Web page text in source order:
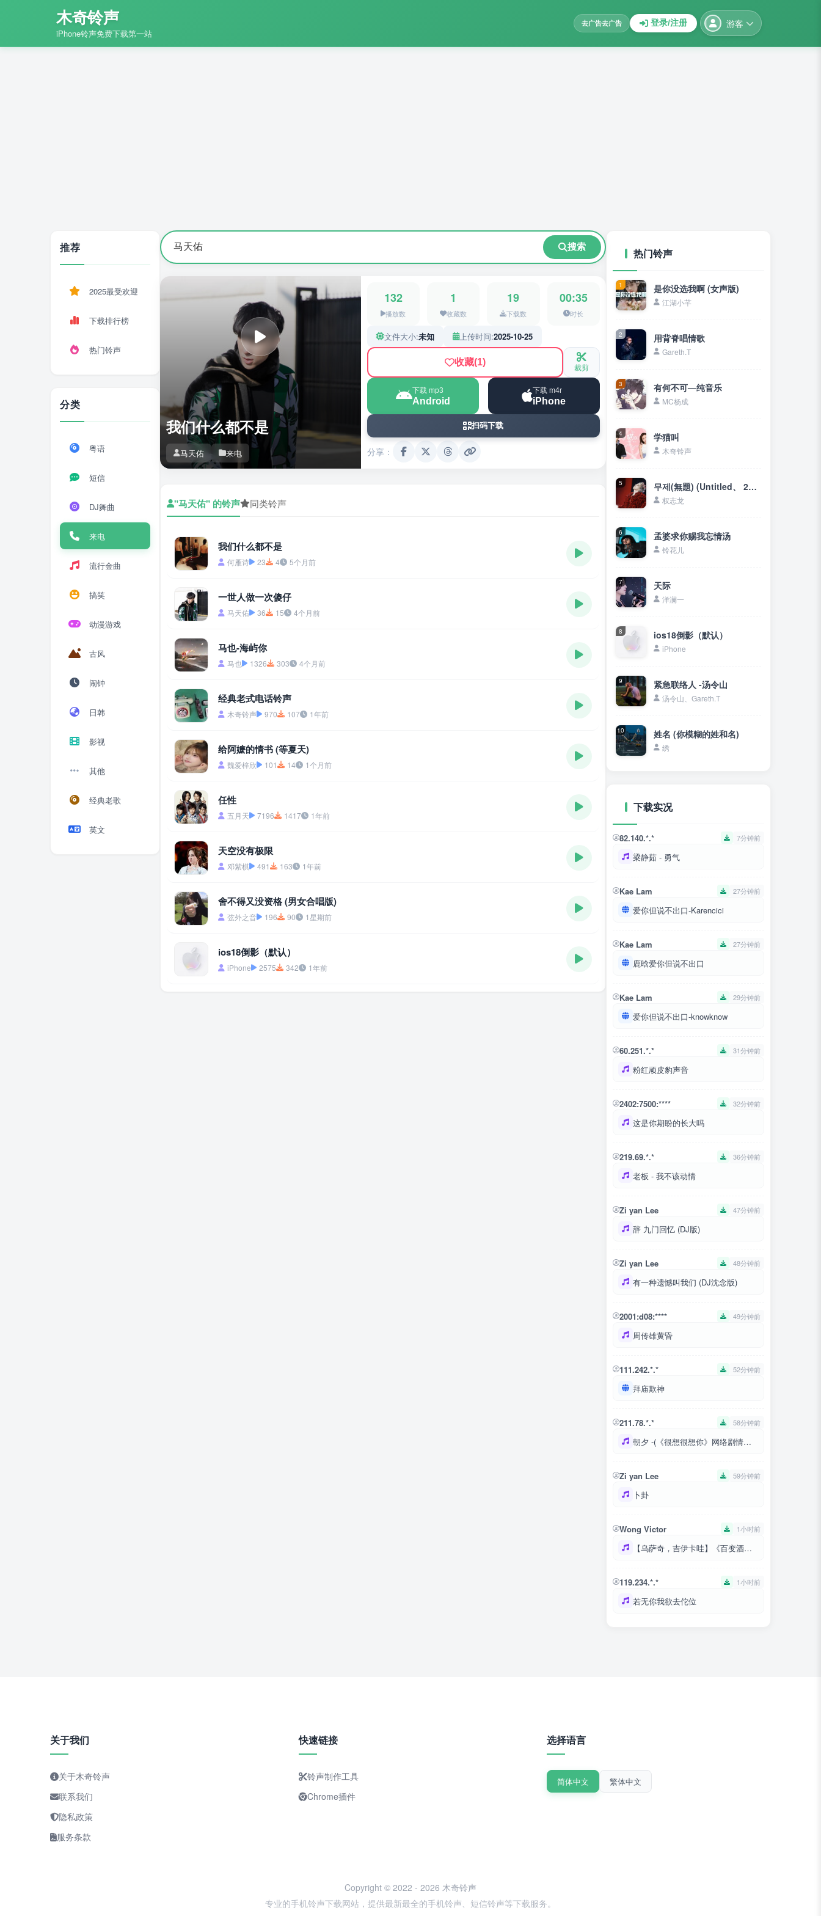
木奇铃声
iPhone铃声免费下载第一站
去广告去广告 登录/注册 游客
推荐
2025最受欢迎
下载排行榜
热门铃声
分类
粤语
短信
DJ舞曲
来电
流行金曲
搞笑
动漫游戏
古风
闹钟
日韩
影视
其他
经典老歌
英文
搜索
我们什么都不是
马天佑 来电
132
播放数
1
收藏数
19
下载数
00:35
时长
文件大小:未知 上传时间:2025-10-25
收藏(1) 裁剪
下载 mp3
Android
下载 m4r
iPhone
扫码下载
分享：
"马天佑" 的铃声 同类铃声
我们什么都不是
何雁诗 23 4 5个月前
一世人做一次傻仔
马天佑 36 15 4个月前
马也-海屿你
马也 1326 303 4个月前
经典老式电话铃声
木奇铃声 970 107 1年前
给阿嬷的情书 (等夏天)
魏爱梓欣 101 14 1个月前
任性
五月天 7196 1417 1年前
天空没有极限
邓紫棋 491 163 1年前
舍不得又没资格 (男女合唱版)
弦外之音 196 90 1星期前
ios18倒影（默认）
iPhone 2575 342 1年前
热门铃声
1 是你没选我啊 (女声版)
江湖小芊
2 用背脊唱情歌
Gareth.T
3 有何不可—纯音乐
MC杨成
4 学猫叫
木奇铃声
5 무제(無題) (Untitled、 2014)
权志龙
6 孟婆求你赐我忘情汤
铃花儿
7 天际
洋澜一
8 ios18倒影（默认）
iPhone
9 紧急联络人 -汤令山
汤令山、Gareth.T
10 姓名 (你模糊的姓和名)
绣
下载实况
82.140.*.* 7分钟前
梁静茹 - 勇气
Kae Lam 27分钟前
爱你但说不出口-Karencici
Kae Lam 27分钟前
鹿晗爱你但说不出口
Kae Lam 29分钟前
爱你但说不出口-knowknow
60.251.*.* 31分钟前
粉红顽皮豹声音
2402:7500:**** 32分钟前
这是你期盼的长大吗
219.69.*.* 36分钟前
老板 - 我不该动情
Zi yan Lee 47分钟前
辞 九门回忆 (DJ版)
Zi yan Lee 48分钟前
有一种遗憾叫我们 (DJ沈念版)
2001:d08:**** 49分钟前
周传雄黄昏
111.242.*.* 52分钟前
拜庙欺神
211.78.*.* 58分钟前
朝夕 -(《很想很想你》网络剧情定曲) -檀健次2
Zi yan Lee 59分钟前
卜卦
Wong Victor 1小时前
【乌萨奇，吉伊卡哇】《百变酒精》chiikawa
119.234.*.* 1小时前
若无你我欲去佗位
关于我们
关于木奇铃声
联系我们
隐私政策
服务条款
快速链接
铃声制作工具
Chrome插件
选择语言
简体中文 繁体中文
Copyright © 2022 - 2026 木奇铃声
专业的手机铃声下载网站，提供最新最全的手机铃声、短信铃声等下载服务。